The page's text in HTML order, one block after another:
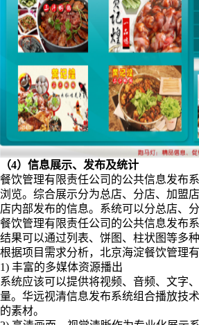
（4）信息展示、发布及统计
餐饮管理有限责任公司的公共信息发布
浏览。综合展示分为总店、分店、加盟
店内部发布的信息。系统可以分总店、
餐饮管理有限责任公司的公共信息发布
结果可以通过列表、饼图、柱状图等多种
根据项目需求分析，北京海淀餐饮管理
1) 丰富的多媒体资源播出
系统应该可以提供将视频、音频、文字
量。华远视清信息发布系统组合播放技
的素材。